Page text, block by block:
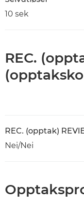
10 sek
REC.
REC. (opptak)
Nei/Nei